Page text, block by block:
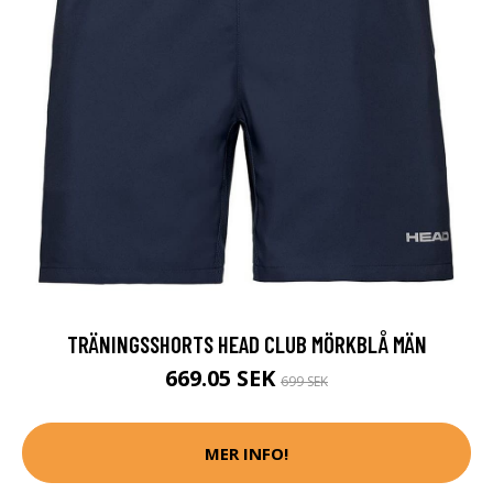
TRÄNINGSSHORTS HEAD CLUB MÖRKBLÅ MÄN
669.05 SEK 699 SEK
MER INFO!